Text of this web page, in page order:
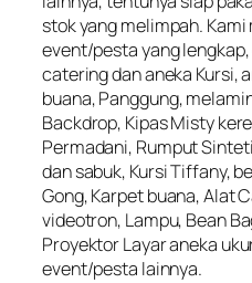
stok yang melimpah.
event/pesta yang
catering dan aneka Kursi,
buana, Panggung,
Backdrop, Kipas Misty
Permadani, Rumput
dan sabuk, Kursi Tiffany,
Gong, Karpet buana, Alat
videotron, Lampu, Bean
Proyektor Layar aneka
event/pesta lainnya.